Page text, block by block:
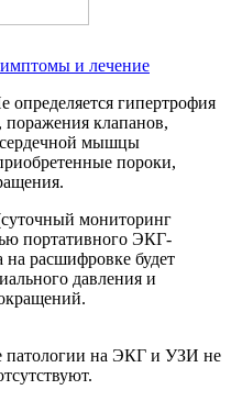
и лечение
определяется гипертрофия
поражения клапанов,
мышцы
пороки,
мониторинг
портативного ЭКГ-
расшифровке будет
давления и
патологии на ЭКГ и УЗИ не